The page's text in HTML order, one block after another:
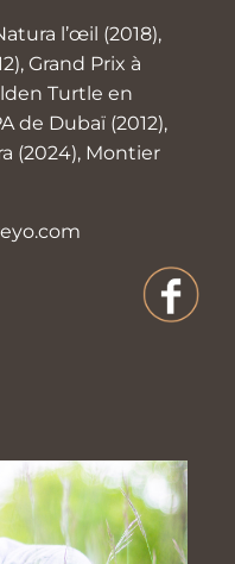
l’œil (2018),
Grand Prix à
Turtle en
de Dubaï (2012),
(2024), Montier